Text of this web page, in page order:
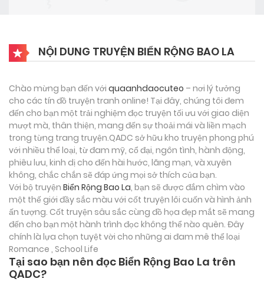
NỘI DUNG TRUYỆN BIỂN RỘNG BAO LA
Chào mừng bạn đến với quaanhdaocuteo – nơi lý tưởng
cho các tín đồ truyện tranh online! Tại đây, chúng tôi đem
đến cho bạn một trải nghiệm đọc truyện tối ưu với giao diện
mượt mà, thân thiện, mang đến sự thoải mái và liền mạch
trong từng trang truyện.QADC sở hữu kho truyện phong phú
với nhiều thể loại, từ đam mỹ, cổ đại, ngôn tình, hành động,
phiêu lưu, kinh dị cho đến hài hước, lãng mạn, và xuyên
không, chắc chắn sẽ đáp ứng mọi sở thích của bạn.
Với bộ truyện Biển Rộng Bao La, bạn sẽ được đắm chìm vào
một thế giới đầy sắc màu với cốt truyện lôi cuốn và hình ảnh
ấn tượng. Cốt truyện sâu sắc cùng đồ họa đẹp mắt sẽ mang
đến cho bạn một hành trình đọc không thể nào quên. Đây
chính là lựa chọn tuyệt vời cho những ai đam mê thể loại
Romance , School Life
Tại sao bạn nên đọc Biển Rộng Bao La trên
QADC?